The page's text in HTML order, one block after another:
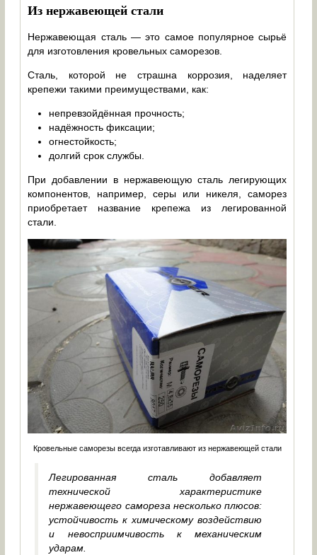
Из нержавеющей стали
Нержавеющая сталь — это самое популярное сырьё
для изготовления кровельных саморезов.
Сталь, которой не страшна коррозия, наделяет
крепежи такими преимуществами, как:
непревзойдённая прочность;
надёжность фиксации;
огнестойкость;
долгий срок службы.
При добавлении в нержавеющую сталь легирующих
компонентов, например, серы или никеля, саморез
приобретает название крепежа из легированной
стали.
Кровельные саморезы всегда изготавливают из нержавеющей стали
Легированная сталь добавляет
технической характеристике
нержавеющего самореза несколько плюсов:
устойчивость к химическому воздействию
и невосприимчивость к механическим
ударам.